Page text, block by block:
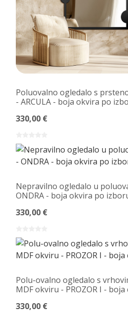
Poluovalno ogledalo s
- ARCULA - boja okvira po
330,00 €
Nepravilno ogledalo u
ONDRA - boja okvira po
330,00 €
Polu-ovalno ogledalo s
MDF okviru - PROZOR I -
330,00 €